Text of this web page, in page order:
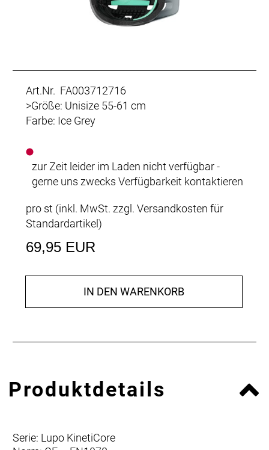
Art.Nr. FA003712716
>Größe: Unisize 55-61 cm
Farbe: Ice Grey
zur Zeit leider im Laden nicht verfügbar -
gerne uns zwecks Verfügbarkeit kontaktieren
pro st (inkl. MwSt. zzgl. Versandkosten für
Standardartikel)
69,95 EUR
IN DEN WARENKORB
Produktdetails
Serie: Lupo KinetiCore